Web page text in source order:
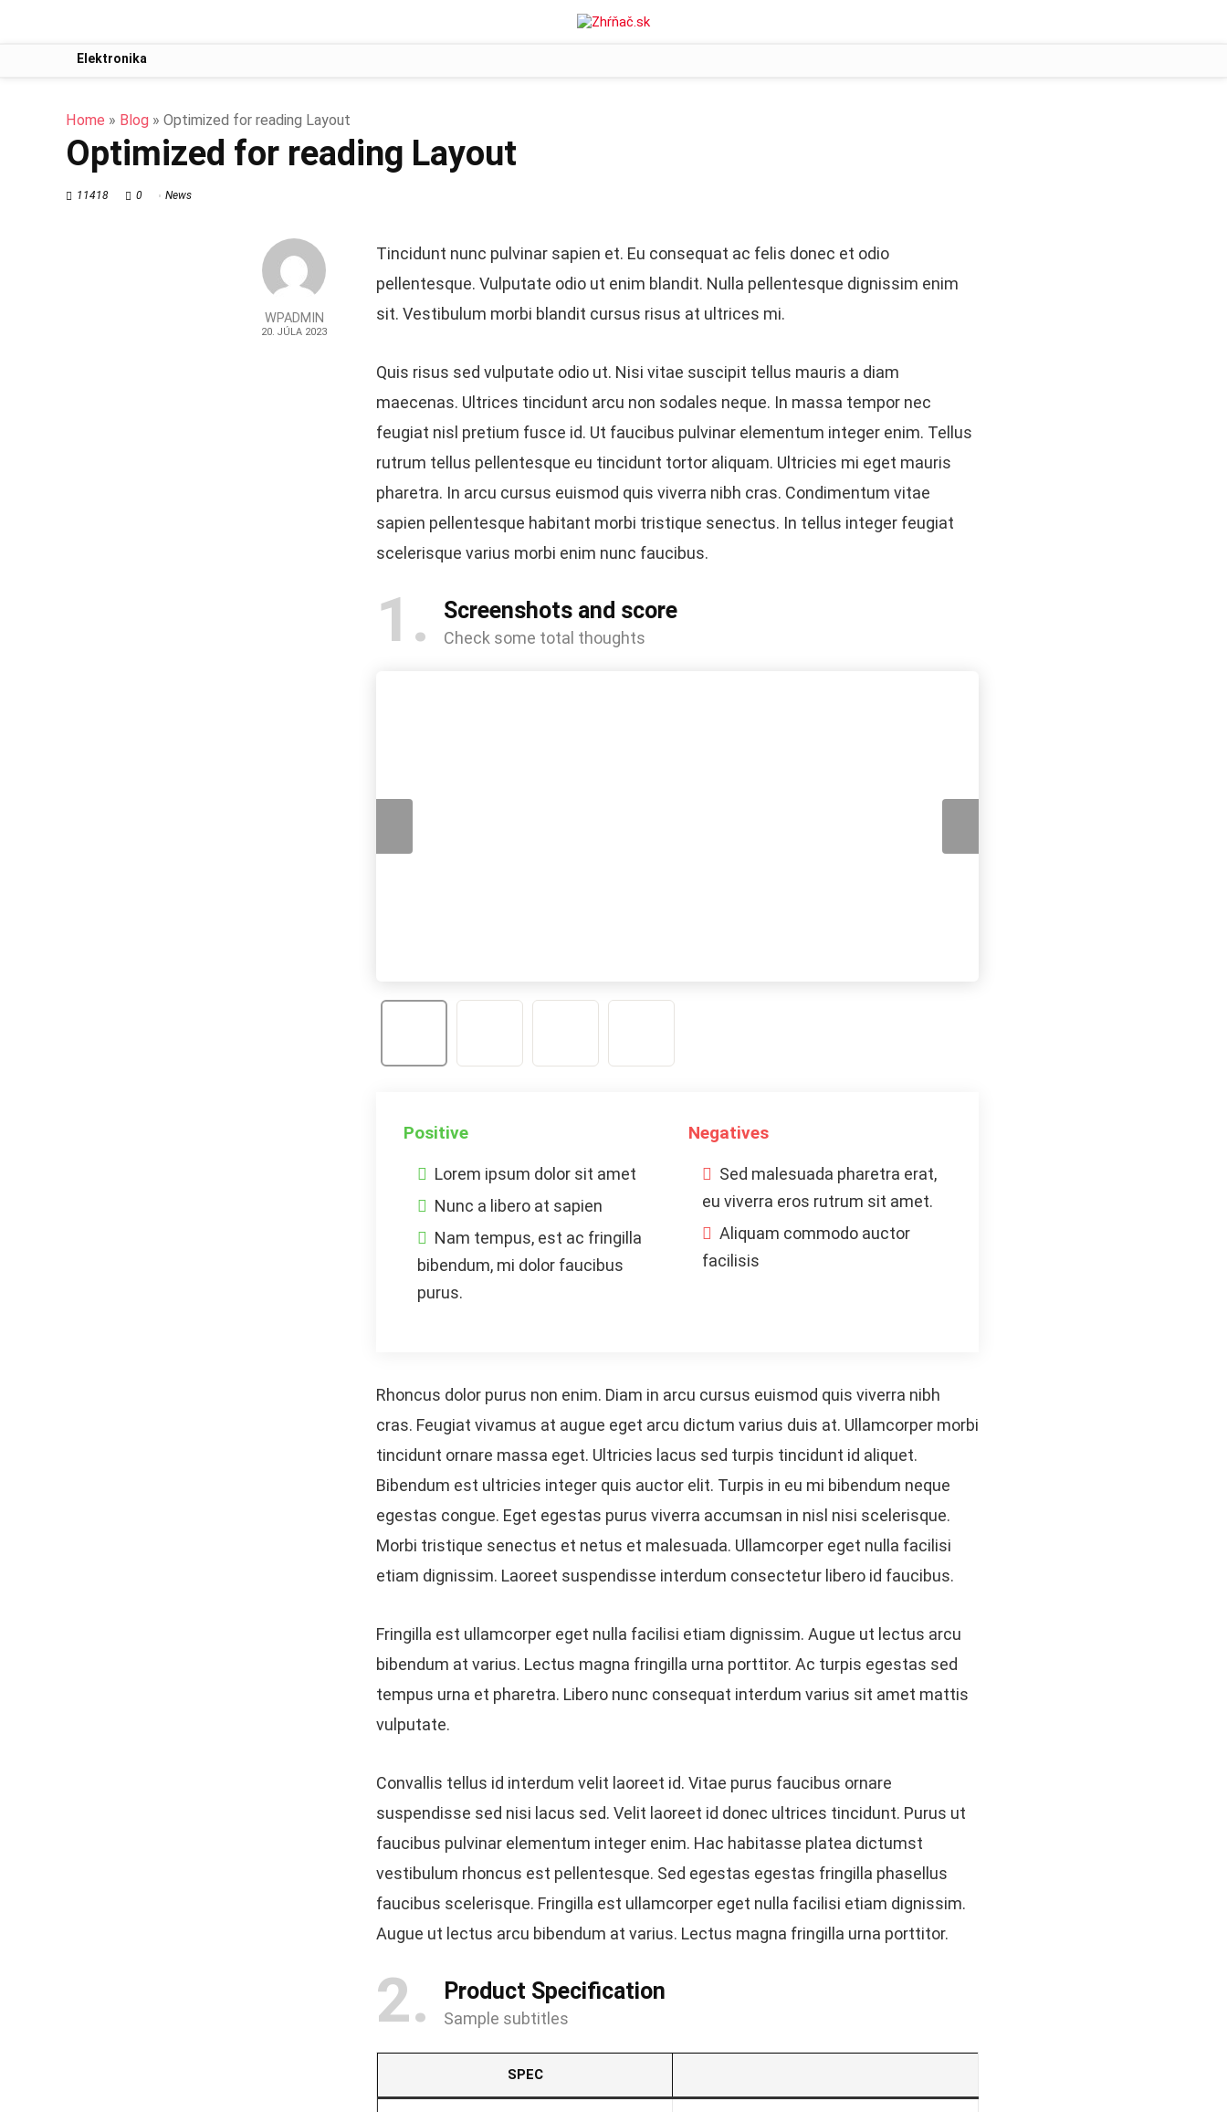
Elektronika
Home » Blog » Optimized for reading Layout
Optimized for reading Layout
11418 0 News
WPADMIN
20. JÚLA 2023
Tincidunt nunc pulvinar sapien et. Eu consequat ac felis donec et odio
pellentesque. Vulputate odio ut enim blandit. Nulla pellentesque dignissim enim
sit. Vestibulum morbi blandit cursus risus at ultrices mi.
Quis risus sed vulputate odio ut. Nisi vitae suscipit tellus mauris a diam
maecenas. Ultrices tincidunt arcu non sodales neque. In massa tempor nec
feugiat nisl pretium fusce id. Ut faucibus pulvinar elementum integer enim. Tellus
rutrum tellus pellentesque eu tincidunt tortor aliquam. Ultricies mi eget mauris
pharetra. In arcu cursus euismod quis viverra nibh cras. Condimentum vitae
sapien pellentesque habitant morbi tristique senectus. In tellus integer feugiat
scelerisque varius morbi enim nunc faucibus.
1 Screenshots and score
Check some total thoughts
Positive
Lorem ipsum dolor sit amet
Nunc a libero at sapien
Nam tempus, est ac fringilla
bibendum, mi dolor faucibus
purus.
Negatives
Sed malesuada pharetra erat,
eu viverra eros rutrum sit amet.
Aliquam commodo auctor
facilisis
Rhoncus dolor purus non enim. Diam in arcu cursus euismod quis viverra nibh
cras. Feugiat vivamus at augue eget arcu dictum varius duis at. Ullamcorper morbi
tincidunt ornare massa eget. Ultricies lacus sed turpis tincidunt id aliquet.
Bibendum est ultricies integer quis auctor elit. Turpis in eu mi bibendum neque
egestas congue. Eget egestas purus viverra accumsan in nisl nisi scelerisque.
Morbi tristique senectus et netus et malesuada. Ullamcorper eget nulla facilisi
etiam dignissim. Laoreet suspendisse interdum consectetur libero id faucibus.
Fringilla est ullamcorper eget nulla facilisi etiam dignissim. Augue ut lectus arcu
bibendum at varius. Lectus magna fringilla urna porttitor. Ac turpis egestas sed
tempus urna et pharetra. Libero nunc consequat interdum varius sit amet mattis
vulputate.
Convallis tellus id interdum velit laoreet id. Vitae purus faucibus ornare
suspendisse sed nisi lacus sed. Velit laoreet id donec ultrices tincidunt. Purus ut
faucibus pulvinar elementum integer enim. Hac habitasse platea dictumst
vestibulum rhoncus est pellentesque. Sed egestas egestas fringilla phasellus
faucibus scelerisque. Fringilla est ullamcorper eget nulla facilisi etiam dignissim.
Augue ut lectus arcu bibendum at varius. Lectus magna fringilla urna porttitor.
2 Product Specification
Sample subtitles
SPEC